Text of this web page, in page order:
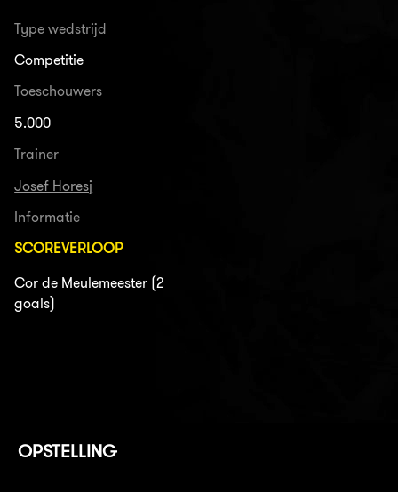
Type wedstrijd
Competitie
Toeschouwers
5.000
Trainer
Josef Horesj
Informatie
SCOREVERLOOP
Cor de Meulemeester (2
goals)
OPSTELLING